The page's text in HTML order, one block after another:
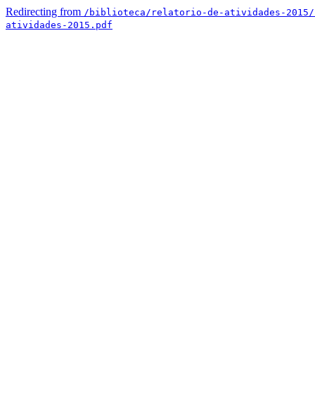
Redirecting from /biblioteca/relatorio-de-atividades-2015/
atividades-2015.pdf